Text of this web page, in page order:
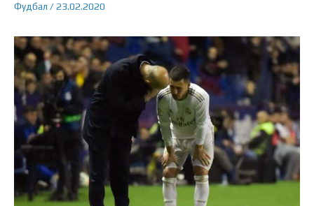
Фудбал /23.02.2020